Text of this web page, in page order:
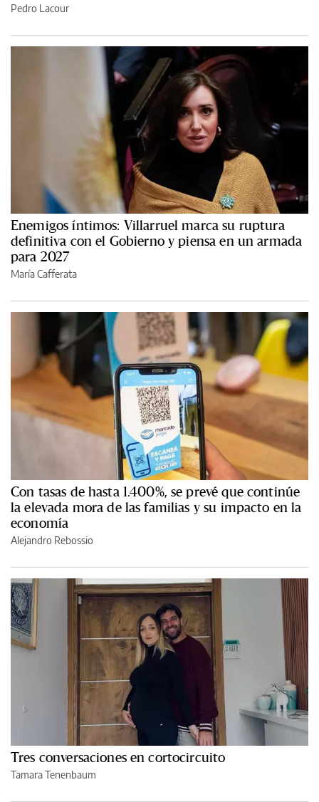
Pedro Lacour
Enemigos íntimos: Villarruel marca su ruptura
definitiva con el Gobierno y piensa en un armada
para 2027
María Cafferata
Con tasas de hasta 1.400%, se prevé que continúe
la elevada mora de las familias y su impacto en la
economía
Alejandro Rebossio
Tres conversaciones en cortocircuito
Tamara Tenenbaum